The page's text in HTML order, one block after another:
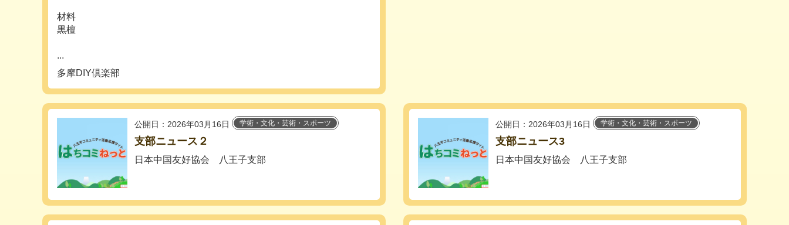
材料
黒檀
...
多摩DIY倶楽部
公開日：2026年03月16日 学術・文化・芸術・スポーツ
支部ニュース２
日本中国友好協会 八王子支部
公開日：2026年03月16日 学術・文化・芸術・スポーツ
支部ニュース3
日本中国友好協会 八王子支部